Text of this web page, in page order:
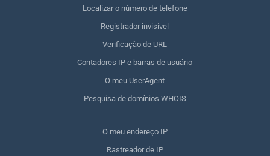
Localizar o número de telefone
Registrador invisível
Verificação de URL
Contadores IP e barras de usuário
O meu UserAgent
Pesquisa de domínios WHOIS
O meu endereço IP
Rastreador de IP